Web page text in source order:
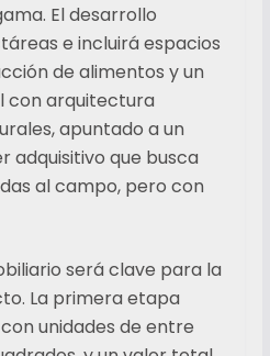
El desarrollo
e incluirá espacios
de alimentos y un
con arquitectura
apuntado a un
adquisitivo que busca
al campo, pero con
será clave para la
La primera etapa
unidades de entre